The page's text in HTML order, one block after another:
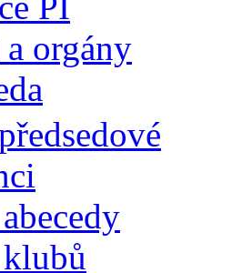
orgány